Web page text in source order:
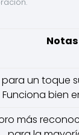
un toque
Funciona bien
más